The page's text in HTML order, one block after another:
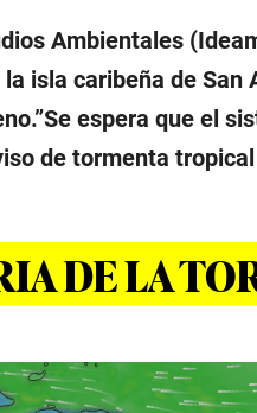
Ambientales
la isla caribeña de San
espera que el
de tormenta
DE LA